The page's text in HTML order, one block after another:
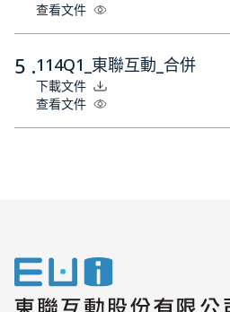
查看文件
5 .114Q1_東聯互動_合併
下載文件
查看文件